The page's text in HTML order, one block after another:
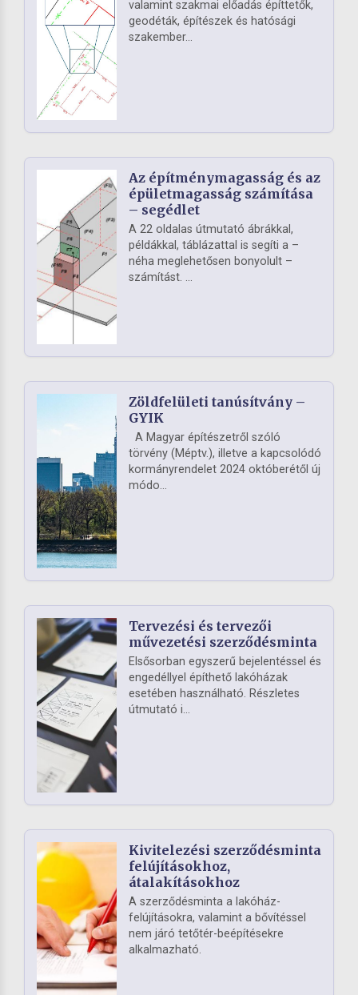
valamint szakmai előadás építtetők,
geodéták, építészek és hatósági
szakember...
Az építménymagasság és az
épületmagasság számítása
– segédlet
A 22 oldalas útmutató ábrákkal,
példákkal, táblázattal is segíti a –
néha meglehetősen bonyolult –
számítást. ...
Zöldfelületi tanúsítvány –
GYIK
A Magyar építészetről szóló
törvény (Méptv.), illetve a kapcsolódó
kormányrendelet 2024 októberétől új
módo...
Tervezési és tervezői
művezetési szerződésminta
Elsősorban egyszerű bejelentéssel és
engedéllyel építhető lakóházak
esetében használható. Részletes
útmutató i...
Kivitelezési szerződésminta
felújításokhoz,
átalakításokhoz
A szerződésminta a lakóház-
felújításokra, valamint a bővítéssel
nem járó tetőtér-beépítésekre
alkalmazható.